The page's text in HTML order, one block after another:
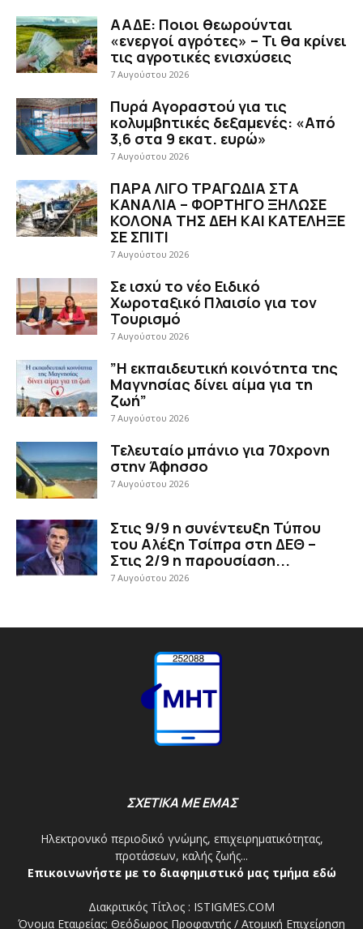
ΑΑΔΕ: Ποιοι θεωρούνται
«ενεργοί αγρότες» – Τι θα κρίνει
τις αγροτικές ενισχύσεις
7 Αυγούστου 2026
Πυρά Αγοραστού για τις
κολυμβητικές δεξαμενές: «Από
3,6 στα 9 εκατ. ευρώ»
7 Αυγούστου 2026
ΠΑΡΑ ΛΙΓΟ ΤΡΑΓΩΔΙΑ ΣΤΑ
ΚΑΝΑΛΙΑ – ΦΟΡΤΗΓΟ ΞΗΛΩΣΕ
ΚΟΛΟΝΑ ΤΗΣ ΔΕΗ ΚΑΙ ΚΑΤΕΛΗΞΕ
ΣΕ ΣΠΙΤΙ
7 Αυγούστου 2026
Σε ισχύ το νέο Ειδικό
Χωροταξικό Πλαισίο για τον
Τουρισμό
7 Αυγούστου 2026
”Η εκπαιδευτική κοινότητα της
Μαγνησίας δίνει αίμα για τη
ζωή”
7 Αυγούστου 2026
Τελευταίο μπάνιο για 70χρονη
στην Άφησσο
7 Αυγούστου 2026
Στις 9/9 η συνέντευξη Τύπου
του Αλέξη Τσίπρα στη ΔΕΘ –
Στις 2/9 η παρουσίαση...
7 Αυγούστου 2026
ΣΧΕΤΙΚΑ ΜΕ ΕΜΑΣ
Ηλεκτρονικό περιοδικό γνώμης, επιχειρηματικότητας,
προτάσεων, καλής ζωής...
Επικοινωνήστε με το διαφημιστικό μας τμήμα εδώ
Διακριτικός Τίτλος : ISTIGMES.COM
Όνομα Εταιρείας: Θεόδωρος Προφαντής / Ατομική Επιχείρηση